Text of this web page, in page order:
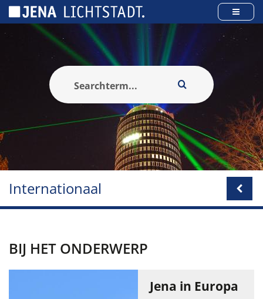
Internationaal
BIJ HET ONDERWERP
Jena in Europa
Cookies beheer paneel